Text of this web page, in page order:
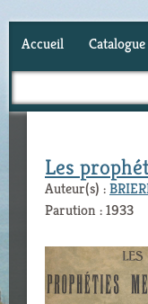
Accueil Catalogue
Les
Auteur(s) :
Parution : 1933